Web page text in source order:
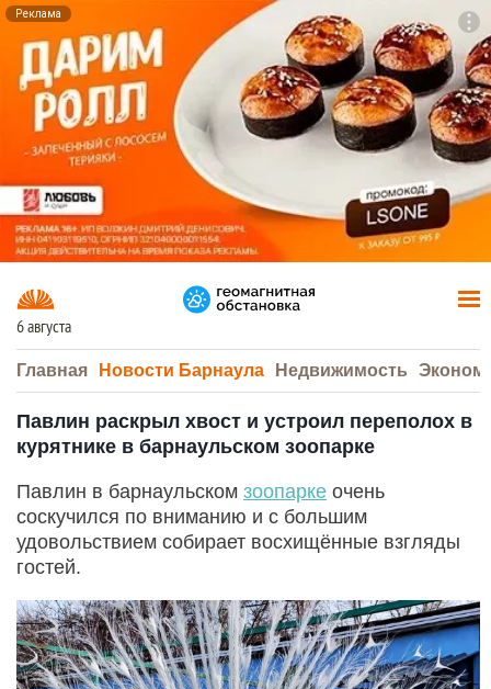
Реклама
6 августа
Главная Новости Барнаула Недвижимость
Павлин раскрыл хвост и устроил переполох в
курятнике в барнаульском зоопарке
Павлин в барнаульском зоопарке очень
соскучился по вниманию и с большим
удовольствием собирает восхищённые взгляды
гостей.